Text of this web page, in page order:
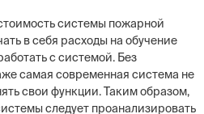
системы пожарной
в себя расходы на обучение
с системой. Без
самая современная система не
свои функции. Таким образом,
следует проанализировать